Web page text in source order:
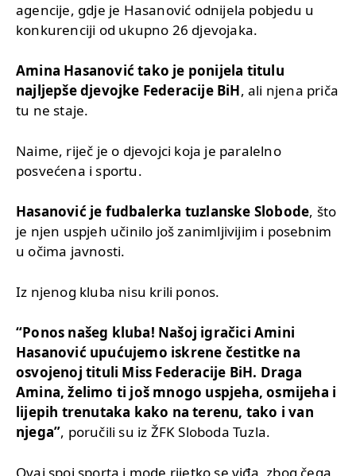
agencije, gdje je Hasanović odnijela pobjedu u
konkurenciji od ukupno 26 djevojaka.
Amina Hasanović tako je ponijela titulu
najljepše djevojke Federacije BiH, ali njena priča
tu ne staje.
Naime, riječ je o djevojci koja je paralelno
posvećena i sportu.
Hasanović je fudbalerka tuzlanske Slobode, što
je njen uspjeh učinilo još zanimljivijim i posebnim
u očima javnosti.
Iz njenog kluba nisu krili ponos.
“Ponos našeg kluba! Našoj igračici Amini
Hasanović upućujemo iskrene čestitke na
osvojenoj tituli Miss Federacije BiH. Draga
Amina, želimo ti još mnogo uspjeha, osmijeha i
lijepih trenutaka kako na terenu, tako i van
njega”, poručili su iz ŽFK Sloboda Tuzla.